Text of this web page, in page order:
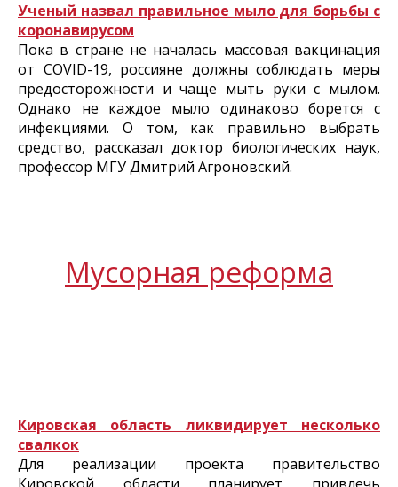
Ученый назвал правильное мыло для борьбы с
коронавирусом
Пока в стране не началась массовая вакцинация
от COVID-19, россияне должны соблюдать меры
предосторожности и чаще мыть руки с мылом.
Однако не каждое мыло одинаково борется с
инфекциями. О том, как правильно выбрать
средство, рассказал доктор биологических наук,
профессор МГУ Дмитрий Агроновский.
Мусорная реформа
Кировская область ликвидирует несколько
свалкок
Для реализации проекта правительство